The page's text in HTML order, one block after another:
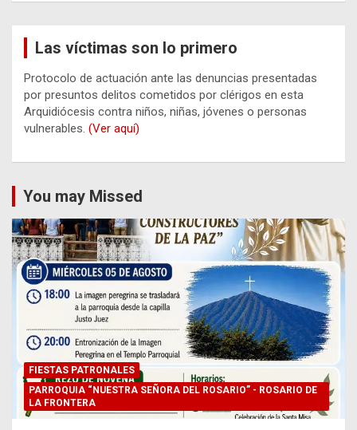
Las víctimas son lo primero
Protocolo de actuación ante las denuncias presentadas
por presuntos delitos cometidos por clérigos en esta
Arquidiócesis contra niños, niñas, jóvenes o personas
vulnerables. (Ver aquí)
You may Missed
FIESTAS PATRONALES
PARROQUIA “NUESTRA SEÑORA DEL ROSARIO” - ROSARIO DE
LA FRONTERA